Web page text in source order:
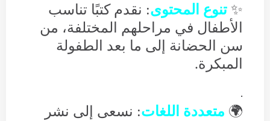
✨ تنوع المحتوى: نقدم كتبًا تناسب
الأطفال في مراحلهم المختلفة، من
سن الحضانة إلى ما بعد الطفولة
المبكرة.
🌍 متعددة اللغات: نسعى إلى نشر